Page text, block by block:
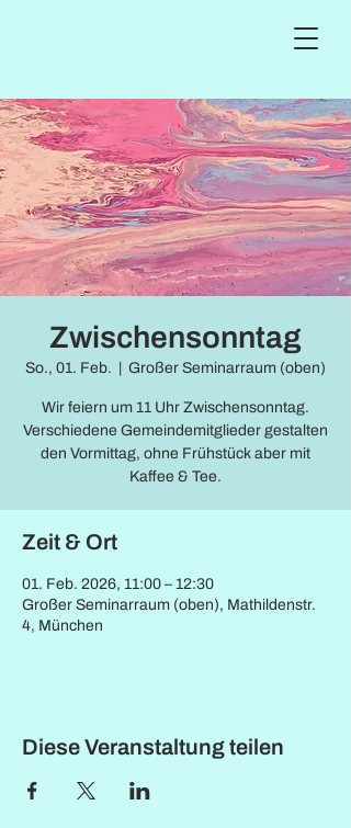
Zwischensonntag
So., 01. Feb. Großer Seminarraum (oben)
Wir feiern um 11 Uhr Zwischensonntag.
Verschiedene Gemeindemitglieder gestalten
den Vormittag, ohne Frühstück aber mit
Kaffee & Tee.
Zeit & Ort
01. Feb. 2026, 11:00 – 12:30
Großer Seminarraum (oben), Mathildenstr.
4, München
Diese Veranstaltung teilen